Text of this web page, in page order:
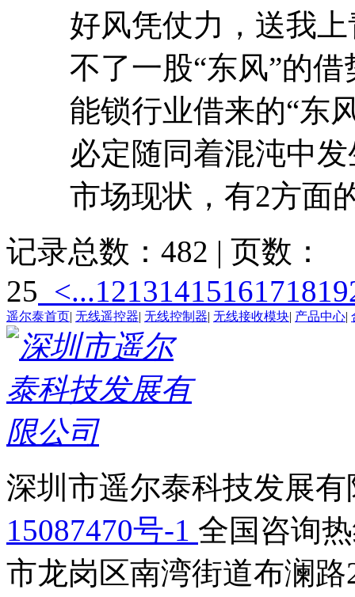
好风凭仗力，送我
不了一股“东风”的
能锁行业借来的“东
必定随同着混沌中
市场现状，有2方面
记录总数：482 | 页数：
25 <...1213141516171819
遥尔泰首页| 无线遥控器| 无线控制器| 无线接收模块| 产品中心|
深圳市遥尔泰科技发展
15087470号-1 全国咨询
市龙岗区南湾街道布澜